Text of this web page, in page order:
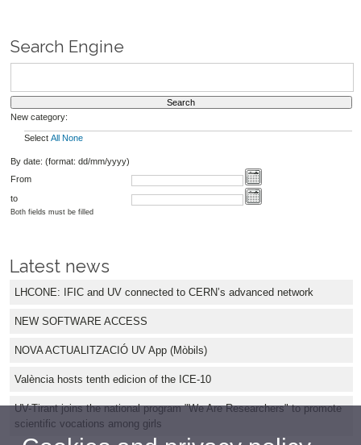
Search Engine
New category:
Select All None
By date: (format: dd/mm/yyyy)
From
to
Both fields must be filled
Latest news
LHCONE: IFIC and UV connected to CERN’s advanced network
NEW SOFTWARE ACCESS
NOVA ACTUALITZACIÓ UV App (Mòbils)
València hosts tenth edicion of the ICE-10
UV-Tirant joins the national program "We Are Researchers" to promote
scientific vocations among girls